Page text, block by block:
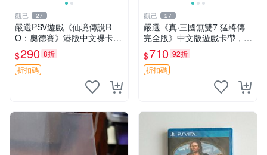
觀己 27
嚴選PSV遊戲《仙境傳說R
O：奧德賽》港版中文裸卡，
功能正常成色佳 仙境傳說RO
奧德賽 港版
$290 8折
折扣碼
觀己 27
嚴選《真·三國無雙7 猛將傳
完全版》中文版遊戲卡帶，附
原裝包裝盒與說明書，功能完
好，適合三國戰略玩家。PSV
ITA平臺專用。 真·三國無雙
$710 92折
折扣碼